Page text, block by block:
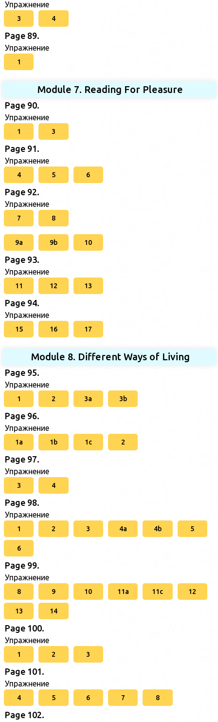
Упражнение
3 4
Page 89.
Упражнение
1
Module 7. Reading For Pleasure
Page 90.
Упражнение
1 3
Page 91.
Упражнение
4 5 6
Page 92.
Упражнение
7 8
9a 9b 10
Page 93.
Упражнение
11 12 13
Page 94.
Упражнение
15 16 17
Module 8. Different Ways of Living
Page 95.
Упражнение
1 2 3a 3b
Page 96.
Упражнение
1a 1b 1c 2
Page 97.
Упражнение
3 4
Page 98.
Упражнение
1 2 3 4a 4b 5
6
Page 99.
Упражнение
8 9 10 11a 11c 12
13 14
Page 100.
Упражнение
1 2 3
Page 101.
Упражнение
4 5 6 7 8
Page 102.